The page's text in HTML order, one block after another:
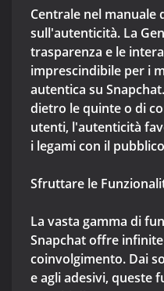
Centrale nel manuale
sull'autenticità. La
trasparenza e le
imprescindibile per i
autentica su
dietro le quinte o di
utenti, l'autenticità
i legami con il
Sfruttare le
La vasta gamma di
Snapchat offre
coinvolgimento. Dai
e agli adesivi, queste